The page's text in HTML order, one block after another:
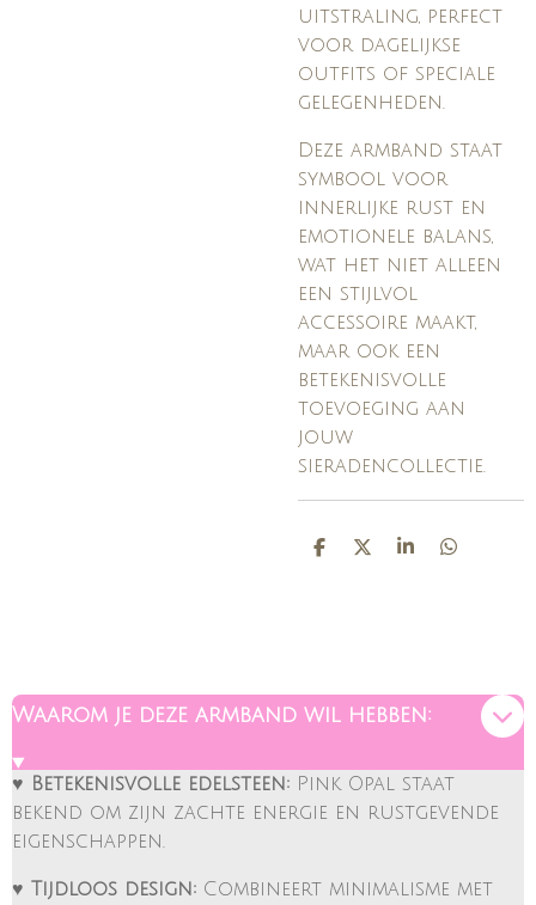
uitstraling, perfect
voor dagelijkse
outfits of speciale
gelegenheden.
Deze armband staat
symbool voor
innerlijke rust en
emotionele balans,
wat het niet alleen
een stijlvol
accessoire maakt,
maar ook een
betekenisvolle
toevoeging aan
jouw
sieradencollectie.
D
D
S
D
Waarom je deze armband wil hebben:
♥ Betekenisvolle edelsteen: Pink Opal staat
bekend om zijn zachte energie en rustgevende
eigenschappen.
♥ Tijdloos design: Combineert minimalisme met